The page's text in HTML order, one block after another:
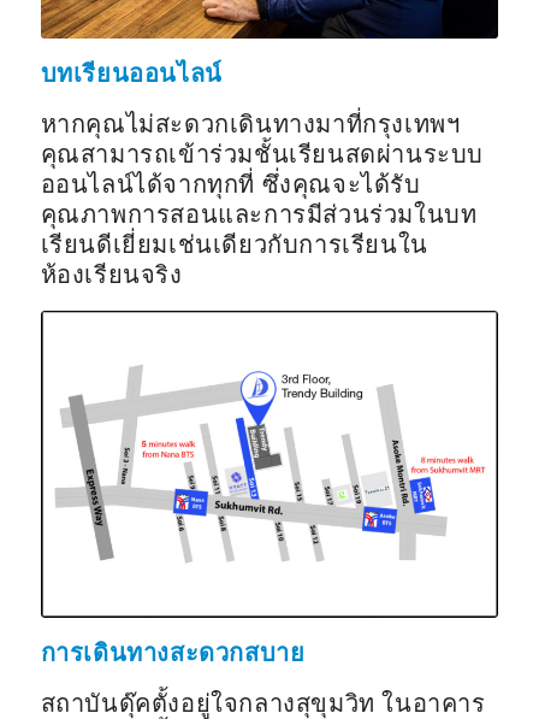
บทเรียนออนไลน์
หากคุณไม่สะดวกเดินทางมาที่กรุงเทพฯ
คุณสามารถเข้าร่วมชั้นเรียนสดผ่านระบบ
ออนไลน์ได้จากทุกที่ ซึ่งคุณจะได้รับ
คุณภาพการสอนและการมีส่วนร่วมในบท
เรียนดีเยี่ยมเช่นเดียวกับการเรียนใน
ห้องเรียนจริง
การเดินทางสะดวกสบาย
สถาบันดุ๊คตั้งอยู่ใจกลางสุขุมวิท ในอาคาร